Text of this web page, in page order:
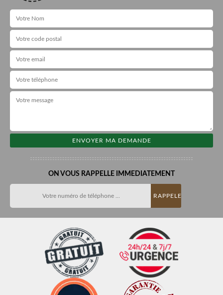
ON VOUS RAPPELLE IMMEDIATEMENT